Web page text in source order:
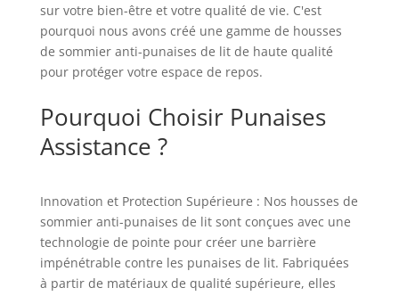
sur votre bien-être et votre qualité de vie. C'est
pourquoi nous avons créé une gamme de housses
de sommier anti-punaises de lit de haute qualité
pour protéger votre espace de repos.
Pourquoi Choisir Punaises
Assistance ?
Innovation et Protection Supérieure : Nos housses de
sommier anti-punaises de lit sont conçues avec une
technologie de pointe pour créer une barrière
impénétrable contre les punaises de lit. Fabriquées
à partir de matériaux de qualité supérieure, elles